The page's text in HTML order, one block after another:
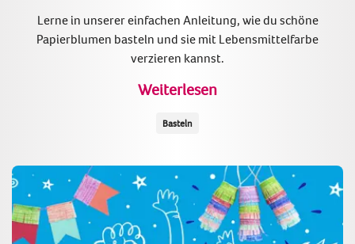
Lerne in unserer einfachen Anleitung, wie du schöne
Papierblumen basteln und sie mit Lebensmittelfarbe
verzieren kannst.
Weiterlesen
Basteln